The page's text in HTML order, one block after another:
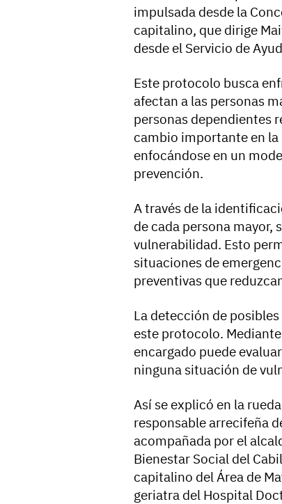
impulsada desde la
capitalino, que dirige
desde el Servicio de
Este protocolo busca
afectan a las personas
personas dependientes
cambio importante en
enfocándose en un
prevención.
A través de la
de cada persona mayor,
vulnerabilidad. Esto
situaciones de
preventivas que
La detección de
este protocolo.
encargado puede
ninguna situación de
Así se explicó en la
responsable arrecifeña
acompañada por el
Bienestar Social del
capitalino del Área de
geriatra del Hospital